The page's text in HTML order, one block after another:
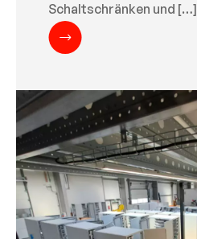
Schaltschränken und […]